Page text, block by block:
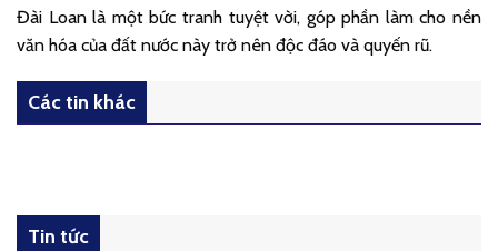
Đài Loan là một bức tranh tuyệt vời, góp phần làm cho nền
văn hóa của đất nước này trở nên độc đáo và quyến rũ.
Các tin khác
Tin tức